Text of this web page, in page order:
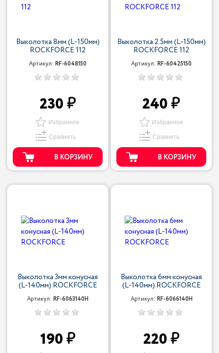
Выколотка 8мм (L-150мм)
ROCKFORCE 112
Артикул: RF-6048150
230
Избранное
Сравнить
В КОРЗИНУ
Выколотка 2.5мм (L-150мм)
ROCKFORCE 112
Артикул: RF-60425150
240
Избранное
Сравнить
В КОРЗИНУ
Выколотка 3мм конусная
(L-140мм) ROCKFORCE
Артикул: RF-6063140H
190
Выколотка 6мм конусная
(L-140мм) ROCKFORCE
Артикул: RF-6066140H
220